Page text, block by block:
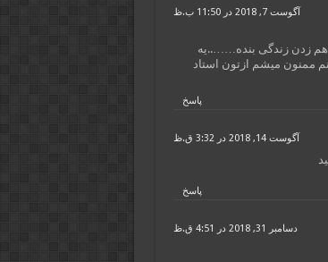
آگوست 7, 2018 در 11:50 ب.ظ
هم زدن زندگی بنده……..یه
ممنون میشم ازتون استاد
پاسخ
آگوست 14, 2018 در 3:32 ق.ظ
پاسخ
دسامبر 31, 2018 در 4:51 ق.ظ